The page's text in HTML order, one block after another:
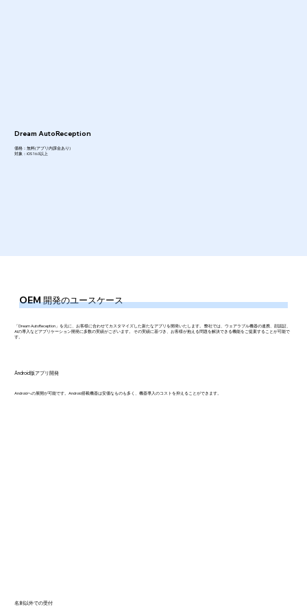
OEM 開発のユースケース
Dream AutoReception
価格：無料(アプリ内課金あり)
​対象：iOS 16.0以上
「Dream AutoReception」を元に、お客様に合わせてカスタマイズした新たなアプリを開発いたします。 弊社では、ウェアラブル機器の連携、顔認証、
AIの導入などアプリケーション開発に多数の実績がございます。 その実績に基づき、お客様が抱える問題を解決できる機能をご提案することが可能で
す。
Android版アプリ開発
Androidへの展開が可能です。Android搭載機器は安価なものも多く、機器導入のコストを抑えることができます。
名刺以外での受付